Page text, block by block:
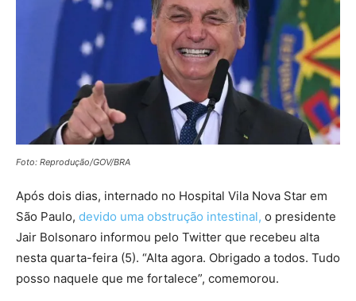
Foto: Reprodução/GOV/BRA
Após dois dias, internado no Hospital Vila Nova Star em
São Paulo, devido uma obstrução intestinal, o presidente
Jair Bolsonaro informou pelo Twitter que recebeu alta
nesta quarta-feira (5). “Alta agora. Obrigado a todos. Tudo
posso naquele que me fortalece”, comemorou.